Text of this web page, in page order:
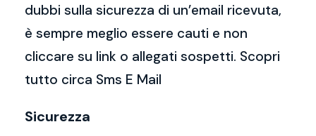
dubbi sulla sicurezza di un’email ricevuta,
è sempre meglio essere cauti e non
cliccare su link o allegati sospetti. Scopri
tutto circa Sms E Mail
Sicurezza